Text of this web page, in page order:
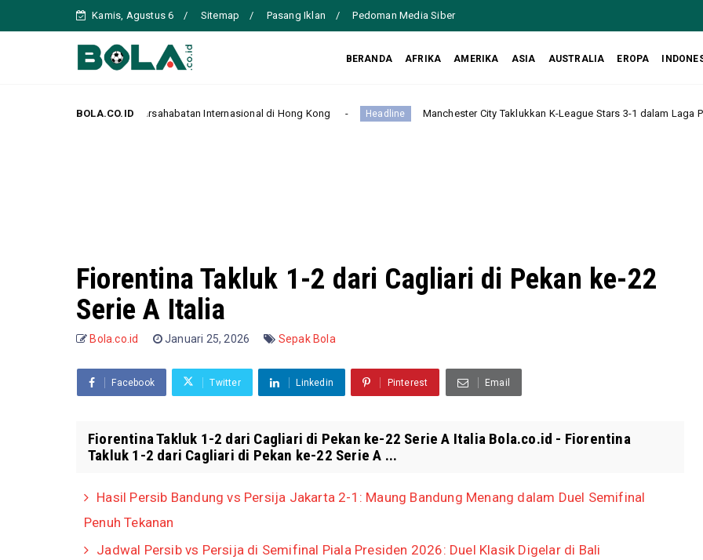
Kamis, Agustus 6 Sitemap Pasang Iklan Pedoman Media Siber
BERANDA AFRIKA AMERIKA ASIA AUSTRALIA EROPA
BOLA.CO.ID
Laga Persahabatan Internasional di Hong Kong Headline Manchester City Taklukkan K-League Stars 3-1 dalam Laga Persahabatan di
Fiorentina Takluk 1-2 dari Cagliari di Pekan ke-22
Serie A Italia
Bola.co.id Januari 25, 2026 Sepak Bola
Facebook Twitter Linkedin Pinterest Email
Fiorentina Takluk 1-2 dari Cagliari di Pekan ke-22 Serie A Italia Bola.co.id - Fiorentina
Takluk 1-2 dari Cagliari di Pekan ke-22 Serie A ...
Hasil Persib Bandung vs Persija Jakarta 2-1: Maung Bandung Menang dalam Duel Semifinal
Penuh Tekanan
Jadwal Persib vs Persija di Semifinal Piala Presiden 2026: Duel Klasik Digelar di Bali